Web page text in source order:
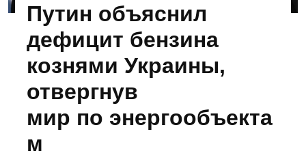
Путин объяснил
дефицит бензина
кознями Украины,
отвергнув
мир по энергообъекта
м